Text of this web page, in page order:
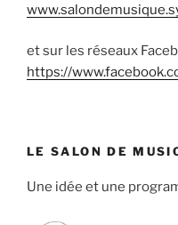
et sur les réseaux
https://
LE SALON DE
Une idée et une